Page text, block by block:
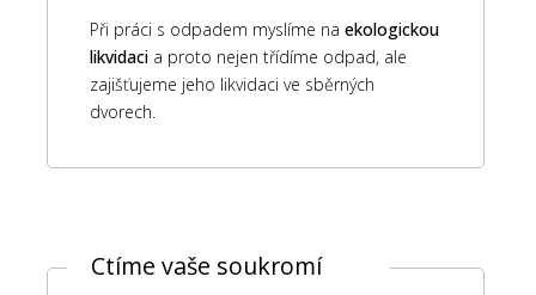
Při práci s odpadem myslíme na ekologickou
likvidacia proto nejen třídíme odpad, ale
zajišťujeme jeho likvidaci ve sběrných
dvorech.
Ctíme vaše soukromí